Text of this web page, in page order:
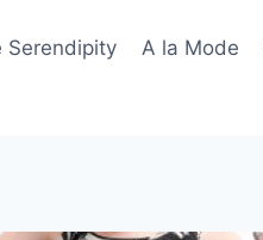
Serendipity A la Mode